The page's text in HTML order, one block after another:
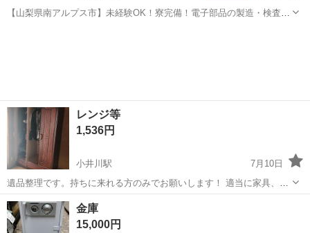
【山梨県南アルプス市】未経験OK！寮完備！電子部品の製造・検査
レンジ等
1,536円
小井川駅
7月10日
遺品整理です。持ちに来れる方のみでお願いします！ 適当に家具、家
電、その他を出したいのでお願いします！現状なので見て判断されて
も大丈夫です。
山梨 南アルプス市
金庫
15,000円